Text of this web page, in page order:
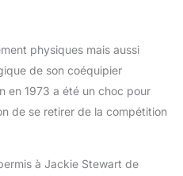
physiques mais aussi
de son coéquipier
en 1973 a été un choc pour
de se retirer de la compétition
à Jackie Stewart de